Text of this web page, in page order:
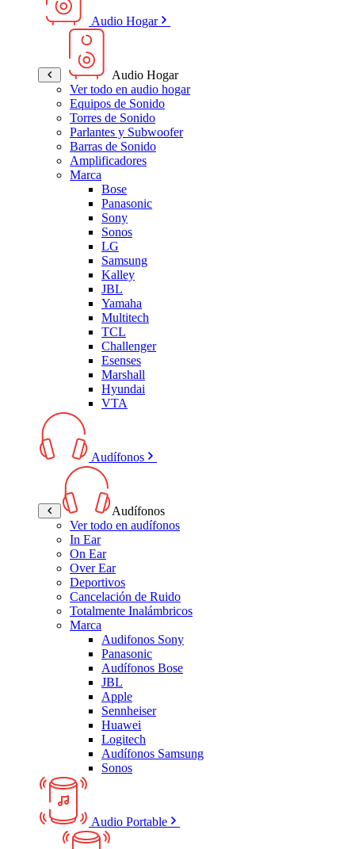
Audio Hogar
Audio Hogar
Ver todo en audio hogar
Equipos de Sonido
Torres de Sonido
Parlantes y Subwoofer
Barras de Sonido
Amplificadores
Marca
Bose
Panasonic
Sony
Sonos
LG
Samsung
Kalley
JBL
Yamaha
Multitech
TCL
Challenger
Esenses
Marshall
Hyundai
VTA
Audífonos
Audífonos
Ver todo en audífonos
In Ear
On Ear
Over Ear
Deportivos
Cancelación de Ruido
Totalmente Inalámbricos
Marca
Audifonos Sony
Panasonic
Audífonos Bose
JBL
Apple
Sennheiser
Huawei
Logitech
Audífonos Samsung
Sonos
Audio Portable